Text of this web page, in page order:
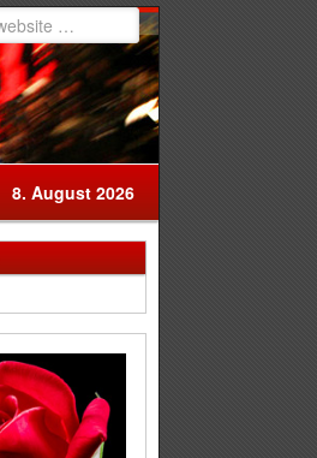
8. August 2026